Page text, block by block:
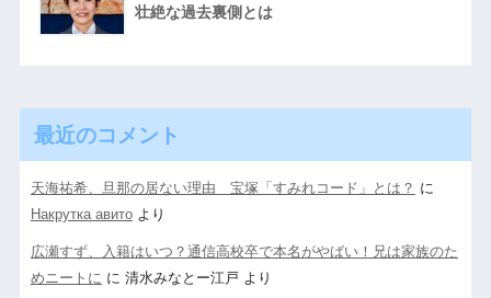
壮絶な過去裏側とは
最近のコメント
天海祐希、旦那の居ない理由 宝塚「すみれコード」とは？ に
Накрутка авитоより
広瀬すず、入籍はいつ？通信高校卒で本名がやばい！兄は家族のた
めニートに に 清水みなとー江戸 より